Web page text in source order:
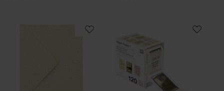
Paper Poetry Kartenset Elfenbein B6/B6Paper Poetry Mini Sticker auf